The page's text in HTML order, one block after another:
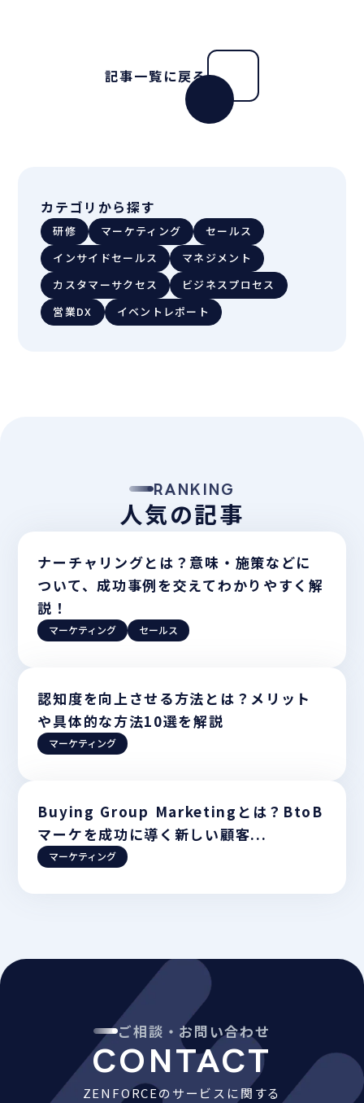
記事一覧に戻る
カテゴリから探す
研修 マーケティング
セールス
インサイドセールス
マネジメント
カスタマーサクセス
ビジネスプロセス
営業DX
イベントレポート
RANKING
人気の記事
ナーチャリングとは？意味・施策などに
ついて、成功事例を交えてわかりやすく解
説！
マーケティング セールス
認知度を向上させる方法とは？メリット
や具体的な方法10選を解説
マーケティング
Buying Group Marketingとは？BtoB
マーケを成功に導く新しい顧客...
マーケティング
ご相談・お問い合わせ
CONTACT
ZENFORCEのサービスに関する